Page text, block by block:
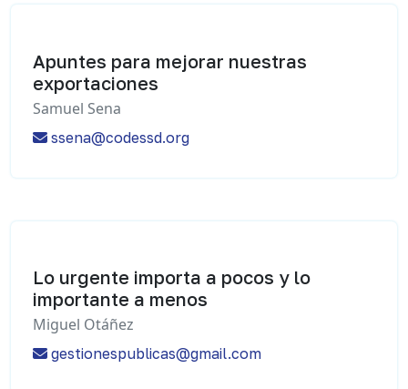
Apuntes para mejorar nuestras
exportaciones
Samuel Sena
ssena@codessd.org
Lo urgente importa a pocos y lo
importante a menos
Miguel Otáñez
gestionespublicas@gmail.com